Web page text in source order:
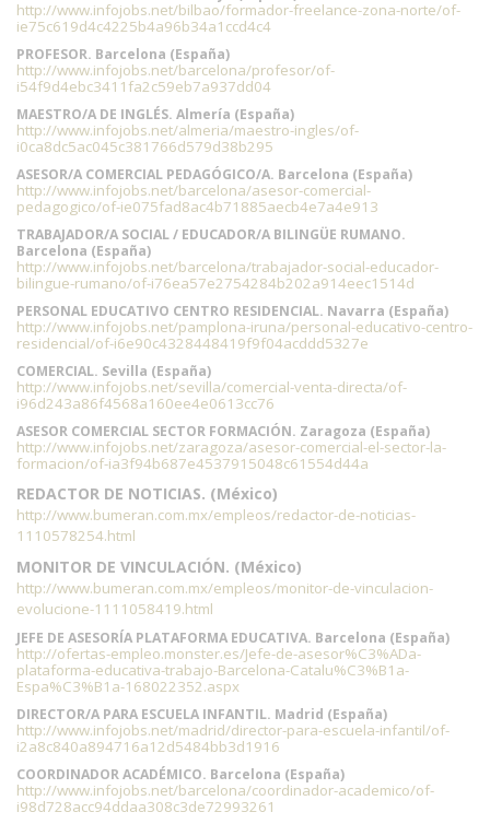
http://www.infojobs.net/bilbao/formador-freelance-zona-norte/of-
ie75c619d4c4225b4a96b34a1ccd4c4
PROFESOR. Barcelona (España)
http://www.infojobs.net/barcelona/profesor/of-
i54f9d4ebc3411fa2c59eb7a937dd04
MAESTRO/A DE INGLÉS. Almería (España)
http://www.infojobs.net/almeria/maestro-ingles/of-
i0ca8dc5ac045c381766d579d38b295
ASESOR/A COMERCIAL PEDAGÓGICO/A. Barcelona (España)
http://www.infojobs.net/barcelona/asesor-comercial-
pedagogico/of-ie075fad8ac4b71885aecb4e7a4e913
TRABAJADOR/A SOCIAL / EDUCADOR/A BILINGÜE RUMANO.
Barcelona (España)
http://www.infojobs.net/barcelona/trabajador-social-educador-
bilingue-rumano/of-i76ea57e2754284b202a914eec1514d
PERSONAL EDUCATIVO CENTRO RESIDENCIAL. Navarra (España)
http://www.infojobs.net/pamplona-iruna/personal-educativo-centro-
residencial/of-i6e90c4328448419f9f04acddd5327e
COMERCIAL. Sevilla (España)
http://www.infojobs.net/sevilla/comercial-venta-directa/of-
i96d243a86f4568a160ee4e0613cc76
ASESOR COMERCIAL SECTOR FORMACIÓN. Zaragoza (España)
http://www.infojobs.net/zaragoza/asesor-comercial-el-sector-la-
formacion/of-ia3f94b687e4537915048c61554d44a
REDACTOR DE NOTICIAS. (México)
http://www.bumeran.com.mx/empleos/redactor-de-noticias-
1110578254.html
MONITOR DE VINCULACIÓN. (México)
http://www.bumeran.com.mx/empleos/monitor-de-vinculacion-
evolucione-1111058419.html
JEFE DE ASESORÍA PLATAFORMA EDUCATIVA. Barcelona (España)
http://ofertas-empleo.monster.es/Jefe-de-asesor%C3%ADa-
plataforma-educativa-trabajo-Barcelona-Catalu%C3%B1a-
Espa%C3%B1a-168022352.aspx
DIRECTOR/A PARA ESCUELA INFANTIL. Madrid (España)
http://www.infojobs.net/madrid/director-para-escuela-infantil/of-
i2a8c840a894716a12d5484bb3d1916
COORDINADOR ACADÉMICO. Barcelona (España)
http://www.infojobs.net/barcelona/coordinador-academico/of-
i98d728acc94ddaa308c3de72993261